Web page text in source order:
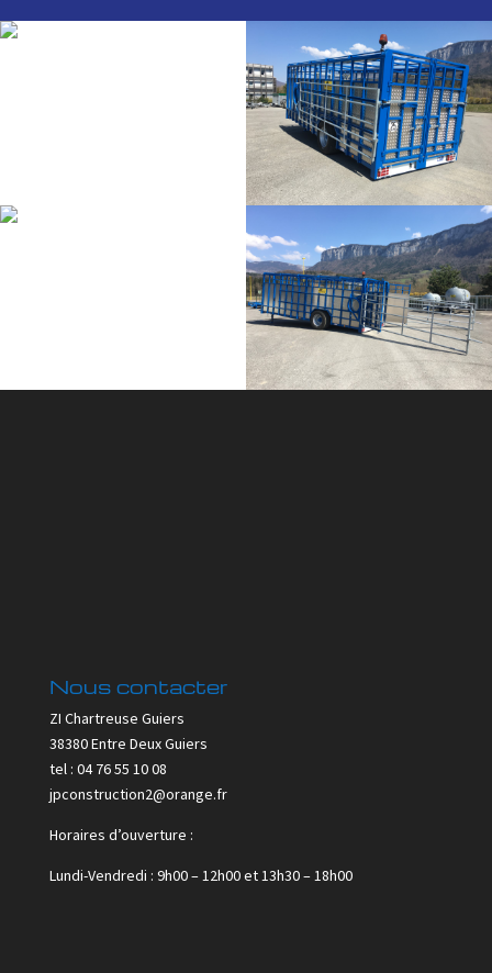
Nous contacter
ZI Chartreuse Guiers
38380 Entre Deux Guiers
tel : 04 76 55 10 08
jpconstruction2@orange.fr
Horaires d’ouverture :
Lundi-Vendredi : 9h00 – 12h00 et 13h30 – 18h00